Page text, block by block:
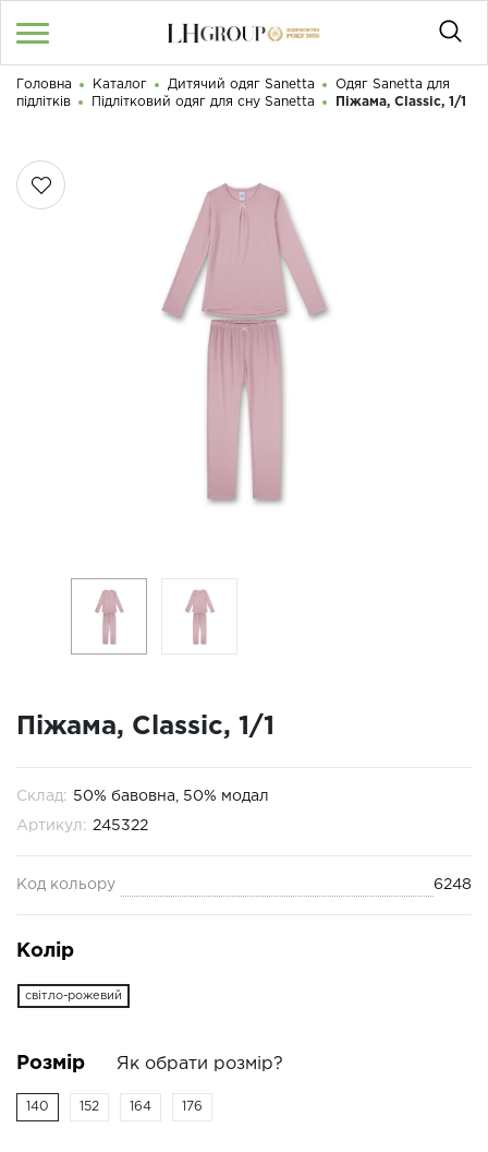
UA |RU
КАТАЛОГ
Графік роботи з 9:00 до 21:00
Доброго дня! Що Ви шукаєте?
Головна Каталог Дитячий одяг Sanetta
Одяг Sanetta для
підлітків
Підлітковий одяг для сну Sanetta Піжама, Classic, 1/1
Піжама, Classic, 1/1
Склад: 50% бавовна, 50% модал
Артикул: 245322
Код кольору 6248
Колір
світло-рожевий
Розмір Як обрати розмір?
140 152 164 176